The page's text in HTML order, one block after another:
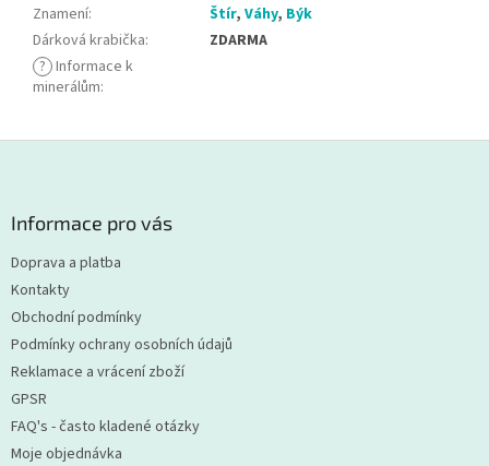
Znamení: Štír, Váhy, Býk
Dárková krabička:
ZDARMA
? Informace k
minerálům:
Informace pro vás
Doprava a platba
Kontakty
Obchodní podmínky
Podmínky ochrany osobních údajů
Reklamace a vrácení zboží
GPSR
FAQ's - často kladené otázky
Moje objednávka